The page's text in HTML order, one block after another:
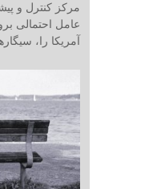
مرکز کنترل و
آمریکا را،